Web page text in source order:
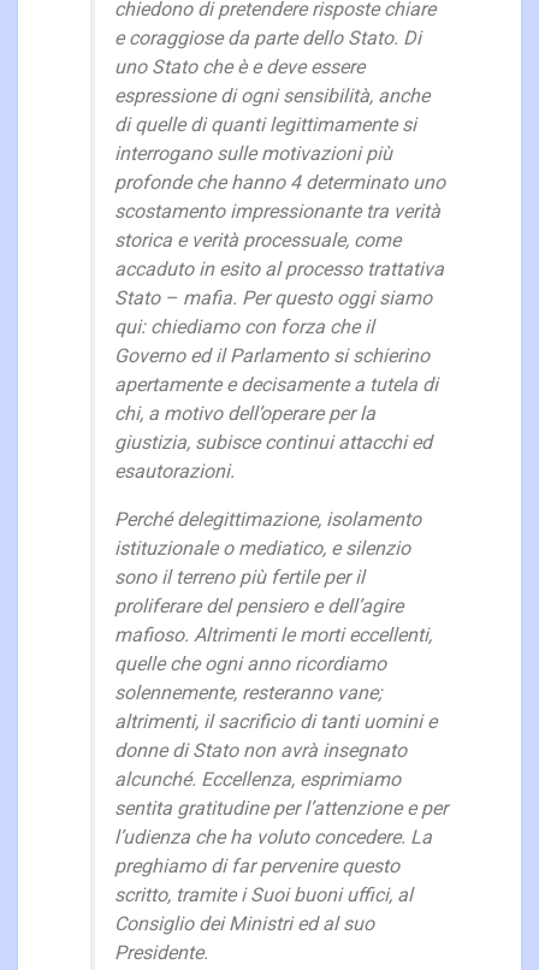
chiedono di pretendere risposte chiare
e coraggiose da parte dello Stato. Di
uno Stato che è e deve essere
espressione di ogni sensibilità, anche
di quelle di quanti legittimamente si
interrogano sulle motivazioni più
profonde che hanno 4 determinato uno
scostamento impressionante tra verità
storica e verità processuale, come
accaduto in esito al processo trattativa
Stato – mafia. Per questo oggi siamo
qui: chiediamo con forza che il
Governo ed il Parlamento si schierino
apertamente e decisamente a tutela di
chi, a motivo dell’operare per la
giustizia, subisce continui attacchi ed
esautorazioni.
Perché delegittimazione, isolamento
istituzionale o mediatico, e silenzio
sono il terreno più fertile per il
proliferare del pensiero e dell’agire
mafioso. Altrimenti le morti eccellenti,
quelle che ogni anno ricordiamo
solennemente, resteranno vane;
altrimenti, il sacrificio di tanti uomini e
donne di Stato non avrà insegnato
alcunché. Eccellenza, esprimiamo
sentita gratitudine per l’attenzione e per
l’udienza che ha voluto concedere. La
preghiamo di far pervenire questo
scritto, tramite i Suoi buoni uffici, al
Consiglio dei Ministri ed al suo
Presidente.